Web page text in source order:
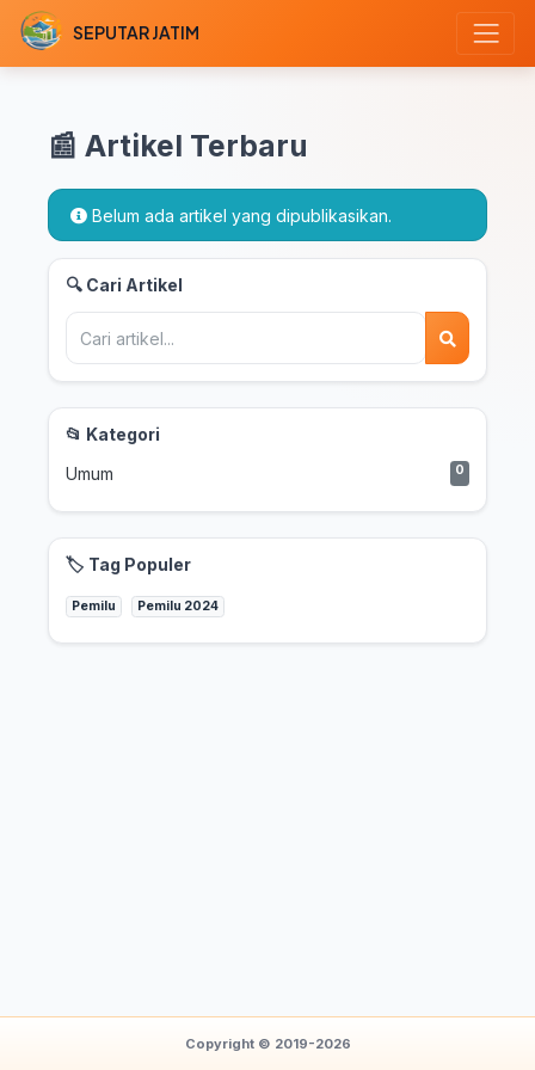
SEPUTAR JATIM
📰 Artikel Terbaru
Belum ada artikel yang dipublikasikan.
🔍 Cari Artikel
📂 Kategori
Umum
0
🏷️ Tag Populer
Pemilu Pemilu 2024
Copyright © 2019-2026